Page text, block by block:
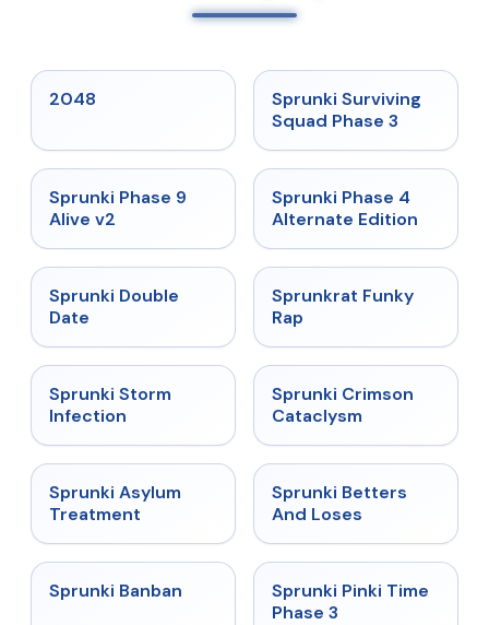
2048 ★ 4.7
Sprunki Surviving
Squad Phase 3
★
Sprunki Phase 9
Alive v2
★
Sprunki Phase 4
Alternate Edition
★
Sprunki Double
Date
★ 4.7
Sprunkrat Funky
Rap
★
Sprunki Storm
Infection
★ 4.7
Sprunki Crimson
Cataclysm
★
Sprunki Asylum
Treatment
★
Sprunki Betters
And Loses
★
Sprunki Banban ★ 4.9
Sprunki Pinki Time
Phase 3